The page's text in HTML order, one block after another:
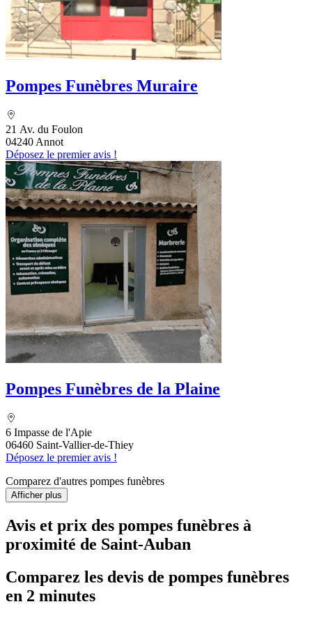
Pompes Funèbres Muraire
21 Av. du Foulon
04240 Annot
Déposez le premier avis !
Pompes Funèbres de la Plaine
6 Impasse de l'Apie
06460 Saint-Vallier-de-Thiey
Déposez le premier avis !
Comparez d'autres pompes funèbres
Afficher plus
Avis et prix des pompes funèbres à
proximité de Saint-Auban
Comparez les devis de pompes funèbres
en 2 minutes